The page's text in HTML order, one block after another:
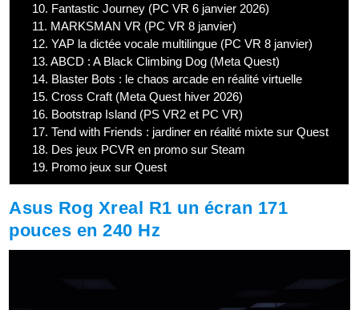
10. Fantastic Journey (PC VR 6 janvier 2026)
11. MARKSMAN VR (PC VR 8 janvier)
12. YAP la dictée vocale multilingue (PC VR 8 janvier)
13. ABCD : A Black Climbing Dog (Meta Quest)
14. Blaster Bots : le chaos arcade en réalité virtuelle
15. Cross Craft (Meta Quest hiver 2026)
16. Bootstrap Island (PS VR2 et PC VR)
17. Tend with Friends : jardiner en réalité mixte sur Quest
18. Des jeux PCVR en promo sur Steam
19. Promo jeux sur Quest
Asus Rog Xreal R1 un écran 171
pouces en 240 Hz